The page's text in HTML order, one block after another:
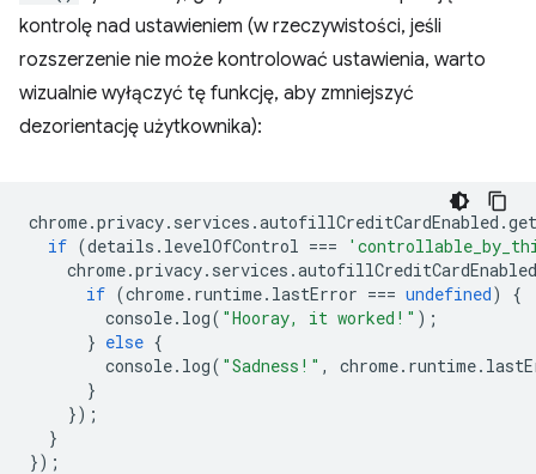
kontrolę nad ustawieniem (w rzeczywistości, jeśli
rozszerzenie nie może kontrolować ustawienia, warto
wizualnie wyłączyć tę funkcję, aby zmniejszyć
dezorientację użytkownika):
chrome.privacy. services .autofillCreditCardEnabled .get
if (details . levelOfControl ===
chrome.privacy. services .autofillCreditCardEnabled
if (chrome. runtime. lastError === undefined)
{
console. log( "Hooray, it worked!" );
} else {
console. log( "Sadness!" , chrome. runtime.
}
});
}
});